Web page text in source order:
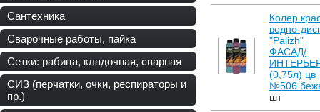
Сантехника
Сварочные работы, пайка
Сетки: рабица, кладочная, сварная
СИЗ (перчатки, очки, респираторы и
пр.)
Колер
водно-
"Palizh"
ФАСАД/
(0,75л) цв
№506
шт